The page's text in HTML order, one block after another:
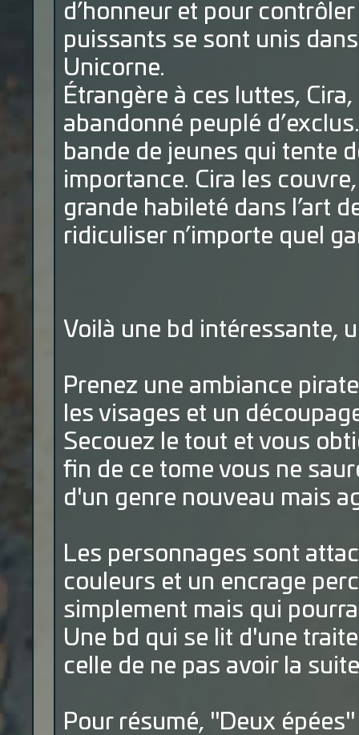
d’honneur et pour
puissants se sont unis
Unicorne.
Étrangère à ces luttes,
abandonné peuplé
bande de jeunes qui tente
importance. Cira les
grande habileté dans l’art
ridiculiser n’importe quel
Voilà une bd intéressante,
Prenez une ambiance
les visages et un
Secouez le tout et vous
fin de ce tome vous ne
d'un genre nouveau mais
Les personnages sont
couleurs et un encrage
simplement mais qui
Une bd qui se lit d'une
celle de ne pas avoir la
Pour résumé, "Deux